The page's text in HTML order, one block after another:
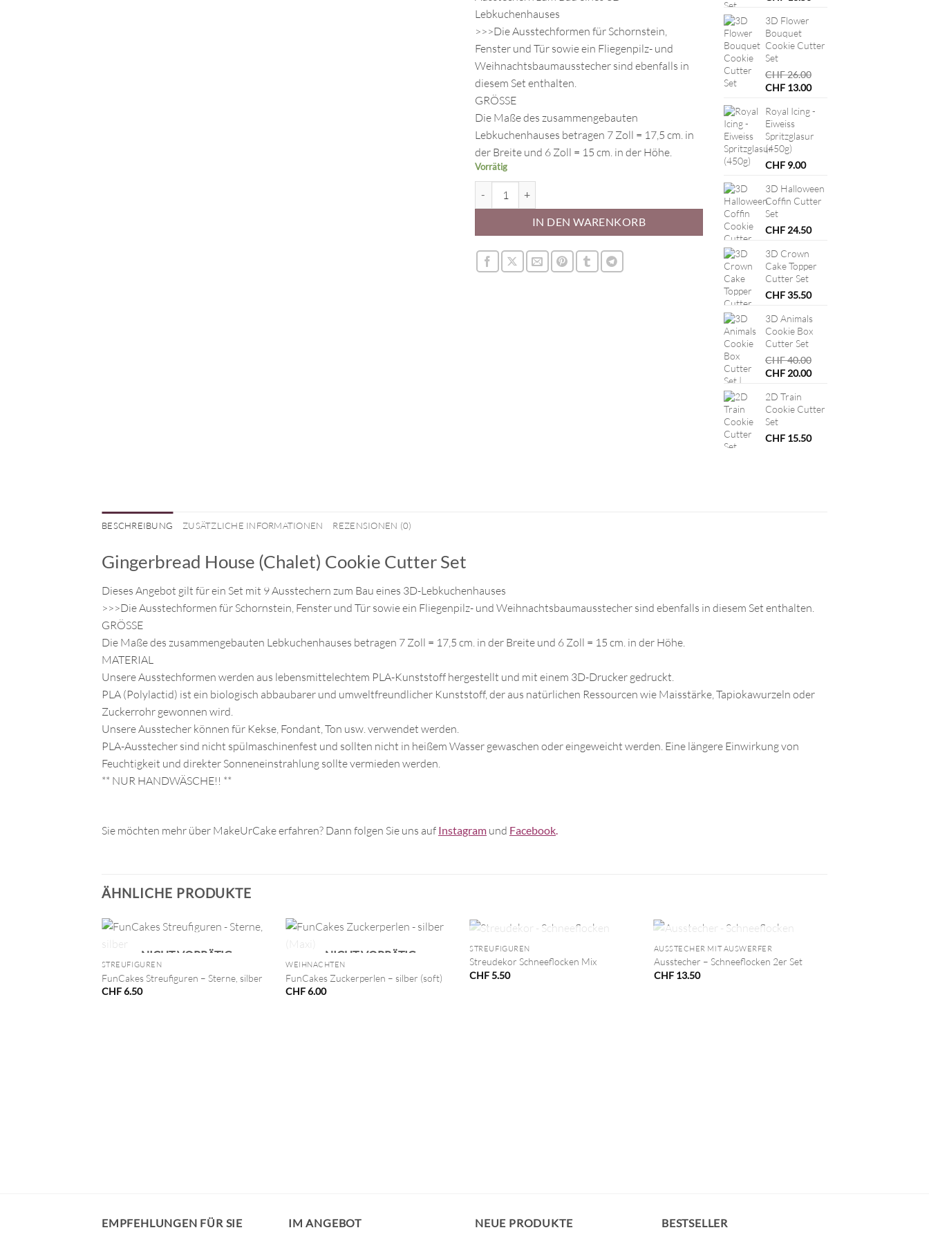
Lebkuchenhauses
>>>Die Ausstechformen für Schornstein,
Fenster und Tür sowie ein Fliegenpilz- und
Weihnachtsbaumausstecher sind ebenfalls in
diesem Set enthalten.
GRÖSSE
Die Maße des zusammengebauten
Lebkuchenhauses betragen 7 Zoll = 17,5 cm. in
der Breite und 6 Zoll = 15 cm. in der Höhe.
Vorrätig
IN DEN WARENKORB
3D Flower
Bouquet
Cookie Cutter
Set
CHF26.00
Ursprünglicher
war:
CHF 26.00
CHF 13.00Aktueller
ist:
Royal Icing -
Eiweiss
Spritzglasur
(450g)
CHF 9.00
3D Halloween
Coffin Cutter
Set
CHF24.50
3D Crown
Cake Topper
Cutter Set
CHF35.50
3D Animals
Cookie Box
Cutter Set
CHF40.00
Ursprünglicher
war:
CHF 40.00
CHF20.00Aktueller
CHF 20.00.
2D Train
Cookie Cutter
Set
CHF 15.50
BESCHREIBUNG ZUSÄTZLICHE INFORMATIONEN REZENSIONEN (0)
Gingerbread House (Chalet) Cookie Cutter Set
Dieses Angebot gilt für ein Set mit 9 Ausstechern zum Bau eines 3D-Lebkuchenhauses
>>>Die Ausstechformen für Schornstein, Fenster und Tür sowie ein Fliegenpilz- und Weihnachtsbaumausstecher sind ebenfalls in diesem Set enthalten.
GRÖSSE
Die Maße des zusammengebauten Lebkuchenhauses betragen 7 Zoll = 17,5 cm. in der Breite und 6 Zoll = 15 cm. in der Höhe.
MATERIAL
Unsere Ausstechformen werden aus lebensmittelechtem PLA-Kunststoff hergestellt und mit einem 3D-Drucker gedruckt.
PLA (Polylactid) ist ein biologisch abbaubarer und umweltfreundlicher Kunststoff, der aus natürlichen Ressourcen wie Maisstärke, Tapiokawurzeln oder
Zuckerrohr gewonnen wird.
Unsere Ausstecher können für Kekse, Fondant, Ton usw. verwendet werden.
PLA-Ausstecher sind nicht spülmaschinenfest und sollten nicht in heißem Wasser gewaschen oder eingeweicht werden. Eine längere Einwirkung von
Feuchtigkeit und direkter Sonneneinstrahlung sollte vermieden werden.
** NUR HANDWÄSCHE!! **
Sie möchten mehr über MakeUrCake erfahren? Dann folgen Sie uns auf Instagram und Facebook
ÄHNLICHE PRODUKTE
NICHT VORRÄTIG
STREUFIGUREN
FunCakes Streufiguren – Sterne, silber
CHF6.50
NICHT VORRÄTIG
WEIHNACHTEN
FunCakes Zuckerperlen – silber (soft)
CHF6.00
+
NICHT VORRÄTIG
STREUFIGUREN
Streudekor Schneeflocken Mix
CHF5.50
NICHT VORRÄTIG
AUSSTECHER MIT AUSWERFER
Ausstecher – Schneeflocken 2er Set
CHF13.50
EMPFEHLUNGEN FÜR SIE IM ANGEBOT NEUE PRODUKTE BESTSELLER